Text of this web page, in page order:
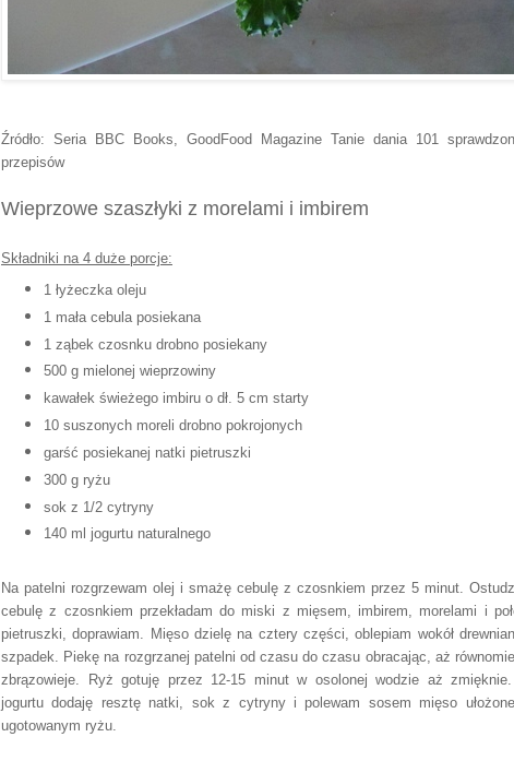
Źródło: Seria BBC Books, GoodFood Magazine Tanie dania 101
przepisów
Wieprzowe szaszłyki z morelami i imbirem
Składniki na 4 duże porcje:
1 łyżeczka oleju
1 mała cebula posiekana
1 ząbek czosnku drobno posiekany
500 g mielonej wieprzowiny
kawałek świeżego imbiru o dł. 5 cm starty
10 suszonych moreli drobno pokrojonych
garść posiekanej natki pietruszki
300 g ryżu
sok z 1/2 cytryny
140 ml jogurtu naturalnego
Na patelni rozgrzewam olej i smażę cebulę z czosnkiem przez 5 minut.
cebulę z czosnkiem przekładam do miski z mięsem, imbirem, morelami i
pietruszki, doprawiam. Mięso dzielę na cztery części, oblepiam wokół
szpadek. Piekę na rozgrzanej patelni od czasu do czasu obracając, aż
zbrązowieje. Ryż gotuję przez 12-15 minut w osolonej wodzie aż
jogurtu dodaję resztę natki, sok z cytryny i polewam sosem mięso
ugotowanym ryżu.